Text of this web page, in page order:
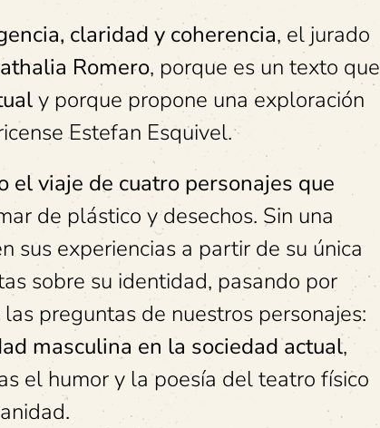
claridad y coherencia, el jurado
Romero, porque es un texto que
y porque propone una exploración
Estefan Esquivel.
el viaje de cuatro personajes que
de plástico y desechos. Sin una
sus experiencias a partir de su única
sobre su identidad, pasando por
preguntas de nuestros personajes:
masculina en la sociedad actual,
el humor y la poesía del teatro físico